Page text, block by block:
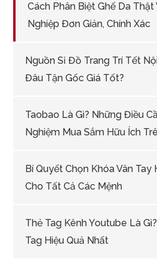
Cách Phân Biệt Ghế Da Thật
Nghiệp Đơn Giản, Chính Xác
Nguồn Sỉ Đồ Trang Trí Tết
Đâu Tận Gốc Giá Tốt?
Taobao Là Gì? Những Điều
Nghiệm Mua Sắm Hữu Ích
Bí Quyết Chọn Khóa Vân
Cho Tất Cả Các Mệnh
Thẻ Tag Kênh Youtube Là
Tag Hiệu Quả Nhất